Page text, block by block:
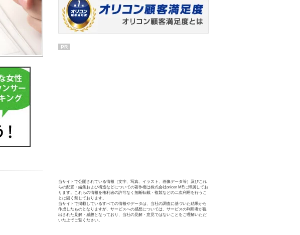
PR
当サイトで公開されている情報（文字、写真、イラスト、画像データ等）及びこれ
らの配置・編集および構造などについての著作権は株式会社oricon MEに帰属してお
ります。これらの情報を権利者の許可なく無断転載・複製などの二次利用を行うこ
とは固く禁じております。
当サイトで掲載しているすべての情報やデータは、当社の調査に基づいた結果から
作成したものとなりますが、サービスへの感想については、サービスの利用者が提
出された見解・感想となっており、当社の見解・意見ではないことをご理解いただ
いた上でご覧ください。